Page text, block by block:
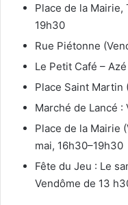
Place de la Mairie,
19h30
Rue Piétonne
Le Petit Café –
Place Saint Martin
Marché de Lancé :
Place de la Mairie
mai, 16h30–19h30
Fête du Jeu : Le
Vendôme de 13